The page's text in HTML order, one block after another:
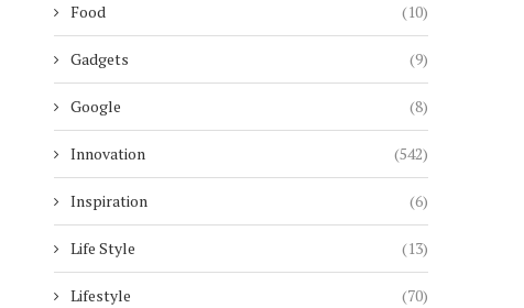
CIEL DUBAI MARINA : LE PLUS
UNE RETRAITÉE
29 novembre 2025
Food (10)
Gadgets (9)
Google (8)
Innovation (542)
Inspiration (6)
Life Style (13)
Lifestyle (70)